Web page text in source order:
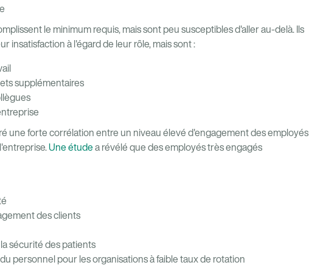
le minimum requis, mais sont peu susceptibles d'aller au-delà. Ils
insatisfaction à l'égard de leur rôle, mais sont :
supplémentaires
une forte corrélation entre un niveau élevé d'engagement des employés
Une étudea révélé que des employés très engagés
des clients
sécurité des patients
personnel pour les organisations à faible taux de rotation